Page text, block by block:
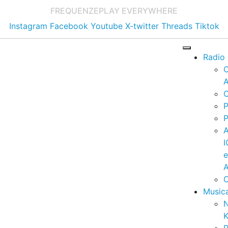
FREQUENZEPLAY EVERYWHERE
Instagram Facebook Youtube X-twitter Threads Tiktok
Radio
e